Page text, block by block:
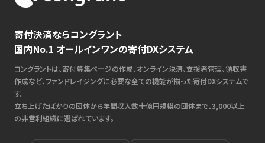
寄付決済ならコングラント
国内No.1 オールインワンの寄付DXシステム
コングラントは、寄付募集ページの作成、オンライン決済、支援者管理、領収書
作成など、ファンドレイジングに必要な全ての機能が揃った寄付DXシステムで
す。
立ち上げたばかりの団体から年間収入数十億円規模の団体まで、3,000以上
の非営利組織に選ばれています。